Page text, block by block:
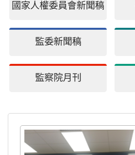
國家人權委員會新聞稿
監委新聞稿
監察院月刊